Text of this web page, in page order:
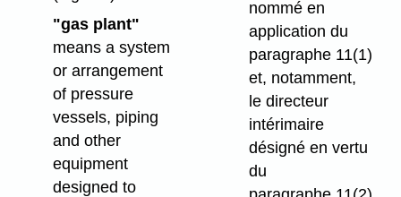
"gas plant"
means a system
or arrangement
of pressure
vessels, piping
and other
equipment
designed to
nommé en
application du
paragraphe 11(1)
et, notamment,
le directeur
intérimaire
désigné en vertu
du